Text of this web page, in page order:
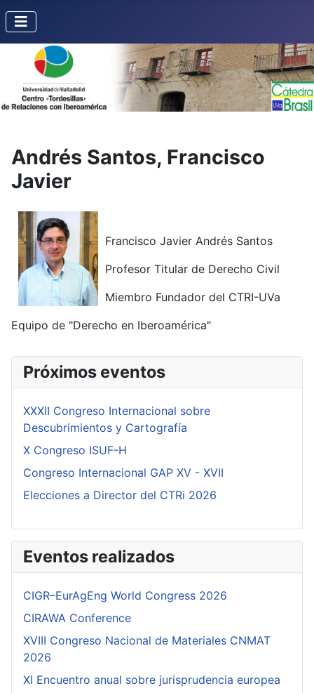
Andrés Santos, Francisco
Javier
Francisco Javier Andrés Santos
Profesor Titular de Derecho Civil
Miembro Fundador del CTRI-UVa
Equipo de "Derecho en Iberoamérica"
Próximos eventos
XXXII Congreso Internacional sobre
Descubrimientos y Cartografía
X Congreso ISUF-H
Congreso Internacional GAP XV - XVII
Elecciones a Director del CTRi 2026
Eventos realizados
CIGR–EurAgEng World Congress 2026
CIRAWA Conference
XVIII Congreso Nacional de Materiales CNMAT
2026
XI Encuentro anual sobre jurisprudencia europea